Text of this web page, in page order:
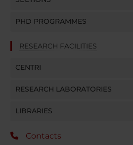
PHD PROGRAMMES
RESEARCH FACILITIES
CENTRI
RESEARCH LABORATORIES
LIBRARIES
Contacts